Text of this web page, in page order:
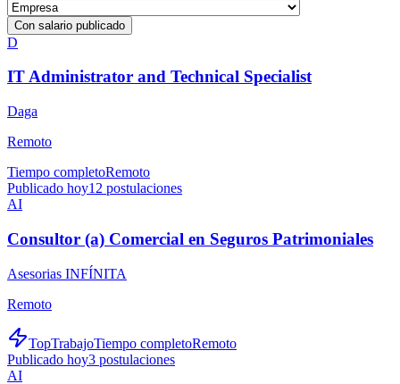
Con salario publicado
D
IT Administrator and Technical Specialist
Daga
Remoto
Tiempo completoRemoto
Publicado hoy12 postulaciones
AI
Consultor (a) Comercial en Seguros Patrimoniales
Asesorias INFÍNITA
Remoto
TopTrabajoTiempo completoRemoto
Publicado hoy3 postulaciones
AI